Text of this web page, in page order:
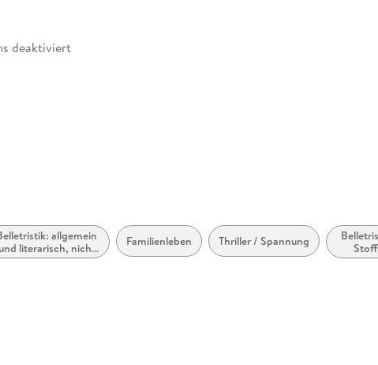
deaktiviert
allgemein
und literarisch, nicht
nach Genre
Familienleben Thriller / Spannung